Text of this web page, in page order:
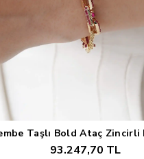
Sepete Ekle
Taşlı Bold Ataç
93.247,70 TL